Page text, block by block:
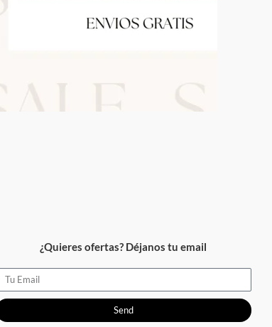
¿Quieres ofertas? Déjanos tu email
Email
Send